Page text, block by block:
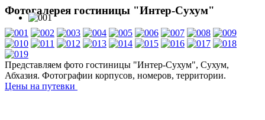
Фотогалерея гостиницы "Интер-Сухум"
Представляем фото гостиницы "Интер-Сухум", Сухум,
Абхазия. Фотографии корпусов, номеров, территории.
Цены на путевки